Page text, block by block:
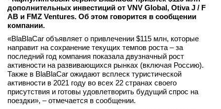
дополнительных инвестиций от VNV Global, Otiva J / F
AB и FMZ Ventures. Об этом говорится в сообщении
компании.
«BlaBlaCar объявляет о привлечении $115 млн, которые
направит на сохранение текущих темпов роста – за
последний год компания показала двузначный рост
активности на развивающихся рынках (включая Россию).
Также в BlaBlaCar ожидают всплеск туристической
активности в 2021 году во всех 22 странах своего
присутствия и готовы удовлетворить будущий спрос на
поездки», – отмечается в сообщении.